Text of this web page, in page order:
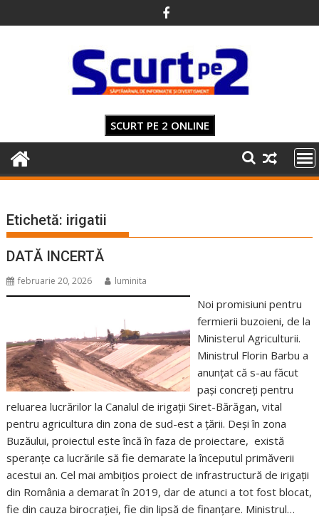
to
SCURT PE 2 ONLINE
Etichetă: irigatii
DATĂ INCERTĂ
februarie 20, 2026 luminita
Noi promisiuni pentru
fermierii buzoieni, de la
Ministerul Agriculturii.
Ministrul Florin Barbu a
anunțat că s-au făcut
pași concreți pentru
reluarea lucrărilor la Canalul de irigații Siret-Bărăgan, vital
pentru agricultura din zona de sud-est a țării. Deși în zona
Buzăului, proiectul este încă în faza de proiectare, există
speranțe ca lucrările să fie demarate la începutul primăverii
acestui an. Cel mai ambițios proiect de infrastructură de irigații
din România a demarat în 2019, dar de atunci a tot fost blocat,
fie din cauza birocrației, fie din lipsă de finanțare. Ministrul…